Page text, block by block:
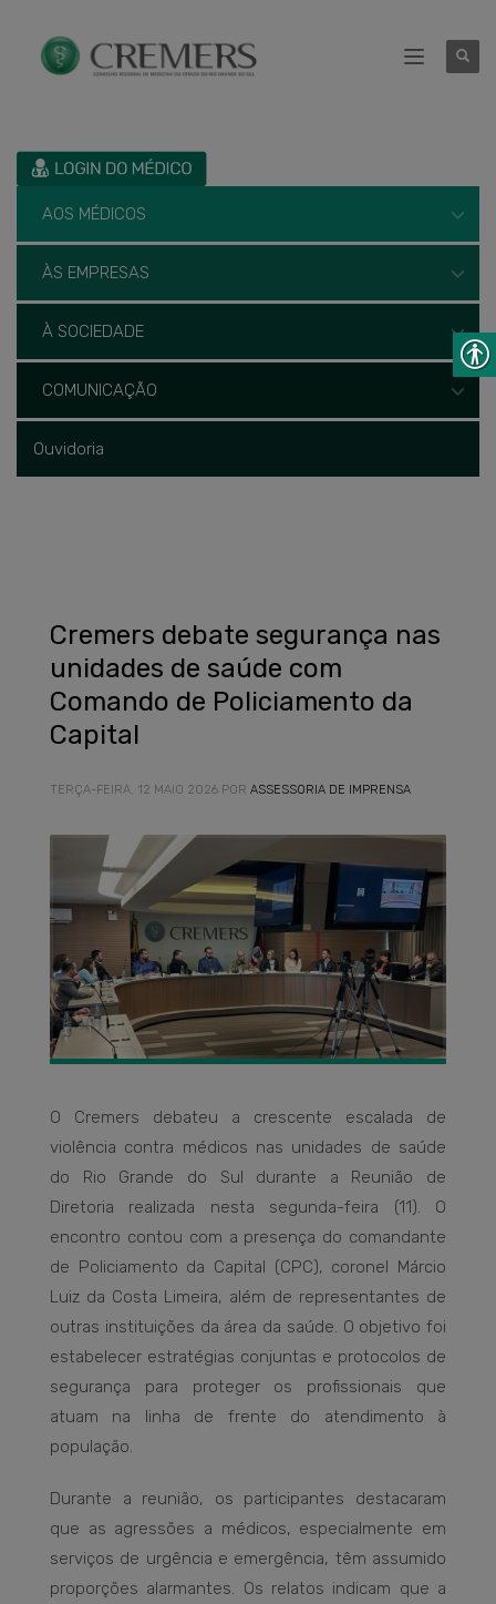
AOS MÉDICOS
ÀS EMPRESAS
À SOCIEDADE
COMUNICAÇÃO
Ouvidoria
Cremers debate segurança nas
unidades de saúde com
Comando de Policiamento da
Capital
TERÇA-FEIRA, 12 MAIO 2026 POR ASSESSORIA DE IMPRENSA
O Cremers debateu a crescente escalada de
violência contra médicos nas unidades de saúde
do Rio Grande do Sul durante a Reunião de
Diretoria realizada nesta segunda-feira (11). O
encontro contou com a presença do comandante
de Policiamento da Capital (CPC), coronel Márcio
Luiz da Costa Limeira, além de representantes de
outras instituições da área da saúde. O objetivo foi
estabelecer estratégias conjuntas e protocolos de
segurança para proteger os profissionais que
atuam na linha de frente do atendimento à
população.
Durante a reunião, os participantes destacaram
que as agressões a médicos, especialmente em
serviços de urgência e emergência, têm assumido
proporções alarmantes. Os relatos indicam que a